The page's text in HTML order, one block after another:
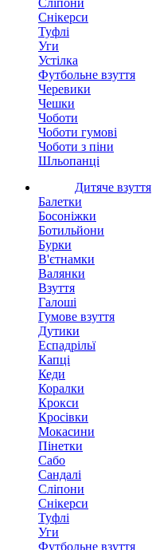
Сліпони
Снікерси
Туфлі
Уги
Устілка
Футбольне взуття
Черевики
Чешки
Чоботи
Чоботи гумові
Чоботи з піни
Шльопанці
Дитяче взуття
Балетки
Босоніжки
Ботильйони
Бурки
В'єтнамки
Валянки
Взуття
Галоші
Гумове взуття
Дутики
Еспадрільї
Капці
Кеди
Коралки
Крокси
Кросівки
Мокасини
Пінетки
Сабо
Сандалі
Сліпони
Снікерси
Туфлі
Уги
Футбольне взуття